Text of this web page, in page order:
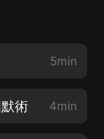
5min
術 4min